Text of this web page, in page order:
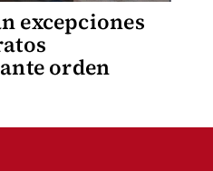
excepciones
orden